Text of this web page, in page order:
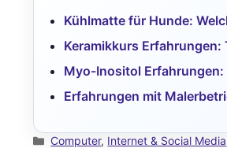
Kühlmatte für Hunde:
Keramikkurs
Myo-Inositol
Erfahrungen mit
Kategorien
Computer, Internet & Social Media